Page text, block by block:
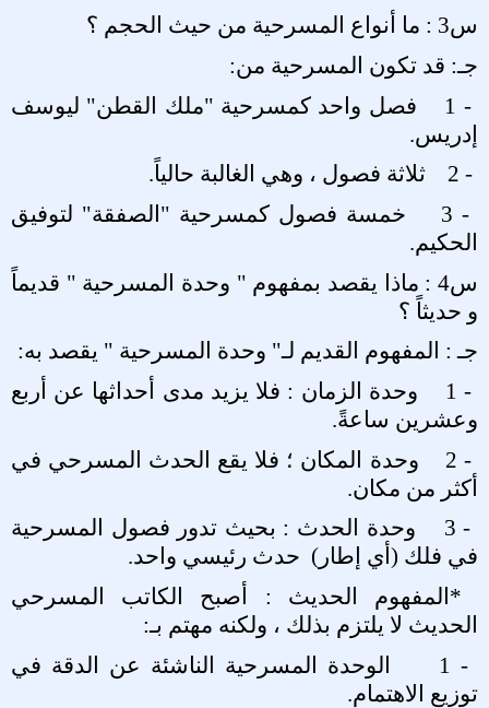
س3 : ما أنواع المسرحية من حيث الحجم ؟
جـ: قد تكون المسرحية من:
1 -
فصل واحد كمسرحية "ملك القطن" ليوسف
إدريس.
2 -
ثلاثة فصول ، وهي الغالبة حالياً.
3 -
خمسة فصول كمسرحية "الصفقة" لتوفيق
الحكيم.
س4 : ماذا يقصد بمفهوم " وحدة المسرحية " قديماً
و حديثاً ؟
جـ : المفهوم القديم لـ" وحدة المسرحية " يقصد به:
1 -
وحدة الزمان : فلا يزيد مدى أحداثها عن أربع
وعشرين ساعةً.
2 -
وحدة المكان ؛ فلا يقع الحدث المسرحي في
أكثر من مكان.
3 -
وحدة الحدث : بحيث تدور فصول المسرحية
في فلك (أي إطار) حدث رئيسي واحد.
* المفهوم الحديث : أصبح الكاتب المسرحي
الحديث لا يلتزم بذلك ، ولكنه مهتم بـ:
1 -
الوحدة المسرحية الناشئة عن الدقة في
توزيع الاهتمام.